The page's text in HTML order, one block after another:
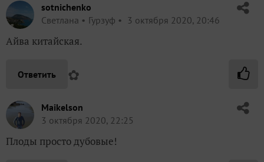
sotnichenko
Светлана
Гурзуф 3 октября 2020, 20:46
Айва китайская.
Ответить ✿
Maikelson
3 октября 2020, 22:25
Плоды просто дубовые!